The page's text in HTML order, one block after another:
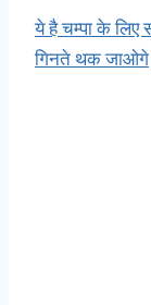
ये है चम्पा के
गिनते थक जाओगे